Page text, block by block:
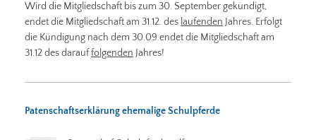
Wird die Mitgliedschaft bis zum 30. September gekündigt,
endet die Mitgliedschaft am 31.12. des laufenden Jahres. Erfolgt
die Kündigung nach dem 30.09 endet die Mitgliedschaft am
31.12 des darauffolgenden Jahres!
Patenschaftserklärung ehemalige Schulpferde